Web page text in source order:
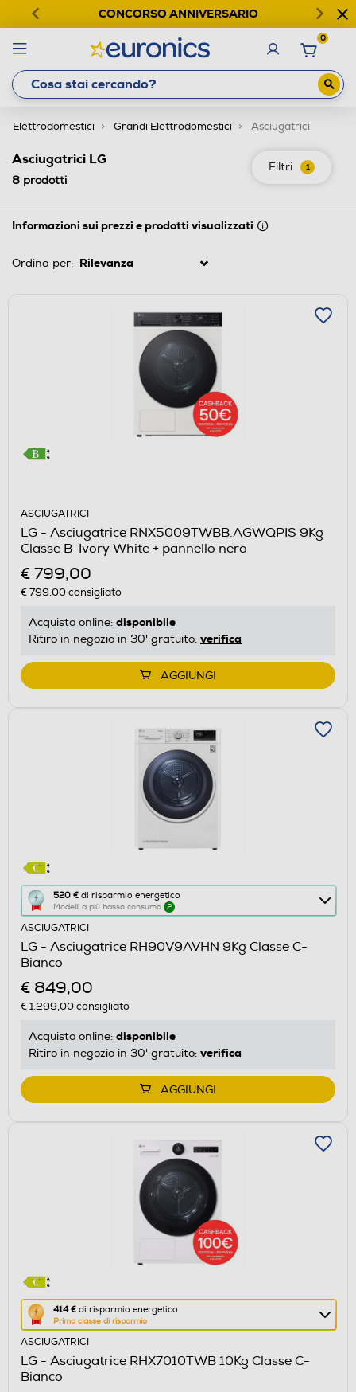
CONCORSO ANNIVERSARIO
0
Elettrodomestici Grandi Elettrodomestici Asciugatrici
Filtri 1
Asciugatrici LG
8 prodotti
Informazioni sui prezzi e prodotti visualizzati
Ordina per:
ASCIUGATRICI
LG - Asciugatrice RNX5009TWBB.AGWQPIS 9Kg
Classe B-Ivory White + pannello nero
€ 799,00
€ 799,00consigliato
Acquisto online: disponibile
Ritiro in negozio in 30' gratuito: verifica
AGGIUNGI
520 € di risparmio energetico
Modelli a più basso consumo 2
Questa
azione
aprirà
il
Calcolatore
di
risparmio
energetico
di
ASCIUGATRICI
LG - Asciugatrice RH90V9AVHN 9Kg Classe C-
Bianco
€ 849,00
€ 1.299,00consigliato
Acquisto online: disponibile
Ritiro in negozio in 30' gratuito: verifica
AGGIUNGI
414 € di risparmio energetico
Prima classe di risparmio
Questa
azione
aprirà
il
Calcolatore
ASCIUGATRICI
LG - Asciugatrice RHX7010TWB 10Kg Classe C-
Bianco